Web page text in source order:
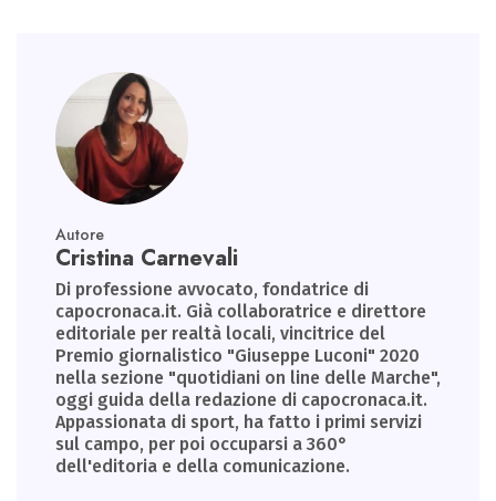
Autore
Cristina Carnevali
Di professione avvocato, fondatrice di
capocronaca.it. Già collaboratrice e direttore
editoriale per realtà locali, vincitrice del
Premio giornalistico "Giuseppe Luconi" 2020
nella sezione "quotidiani on line delle Marche",
oggi guida della redazione di capocronaca.it.
Appassionata di sport, ha fatto i primi servizi
sul campo, per poi occuparsi a 360°
dell'editoria e della comunicazione.